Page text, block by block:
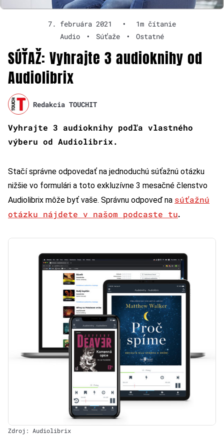
7. februára 2021 •
1m čítanie
Audio
• Súťaže • Ostatné
SÚŤAŽ: Vyhrajte 3 audioknihy od
Audiolibrix
Redakcia TOUCHIT
Vyhrajte 3 audioknihy podľa vlastného
výberu od Audiolibrix.
Stačí správne odpovedať na jednoduchú súťažnú otázku
nižšie vo formulári a toto exkluzívne 3 mesačné členstvo
Audiolibrix môže byť vaše. Správnu odpoveď na súťažnú
otázku nájdete v našom podcaste tu.
Zdroj: Audiolibrix